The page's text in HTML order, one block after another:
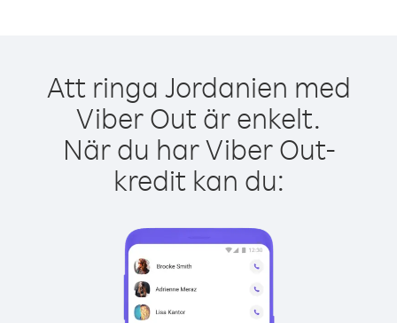
Att ringa Jordanien med
Viber Out är enkelt.
När du har Viber Out-
kredit kan du: